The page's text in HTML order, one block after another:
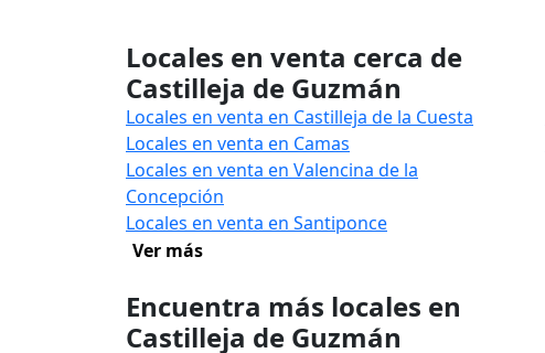
Locales en venta cerca de
Castilleja de Guzmán
Locales en venta en Castilleja de la Cuesta
Locales en venta en Camas
Locales en venta en Valencina de la
Concepción
Locales en venta en Santiponce
Ver más
Encuentra más locales en
Castilleja de Guzmán